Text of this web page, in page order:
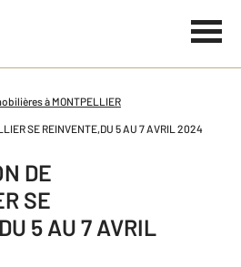
à MONTPELLIER
SE REINVENTE,DU 5 AU 7 AVRIL 2024
DE
SE
5 AU 7 AVRIL